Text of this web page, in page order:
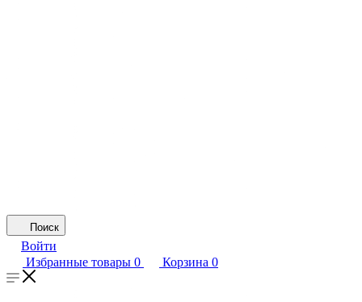
Поиск
Войти
Избранные товары 0 Корзина 0